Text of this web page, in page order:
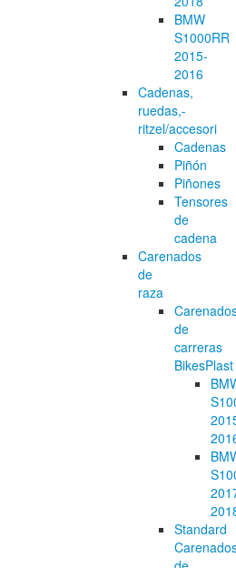
BMW
S1000RR
2015-
2016
Cadenas,
ruedas,-
ritzel/accesori
Cadenas
Piñón
Piñones
Tensores
de
cadena
Carenados
de
raza
de
carreras
BikesPlast
Standard